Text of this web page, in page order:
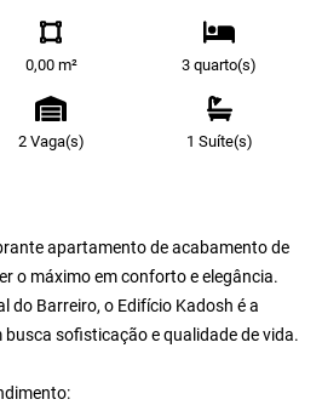
0,00 m² 3 quarto(s)
2 Vaga(s) 1 Suíte(s)
apartamento de acabamento de
o máximo em conforto e elegância.
do Barreiro, o Edifício Kadosh é a
sofisticação e qualidade de vida.